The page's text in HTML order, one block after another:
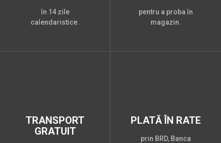
în 14 zile
calendaristice.
pentru a proba în
magazin.
TRANSPORT
GRATUIT
PLATĂ ÎN RATE
prin BRD, Banca